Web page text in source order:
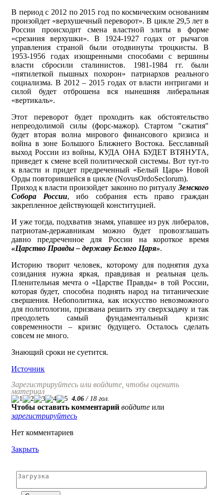
В период с 2012 по 2015 год по космическим основаниям
произойдет «верхушечный переворот». В цикле 29,5 лет в
России происходит смена властной элиты в форме
«срезания верхушки». В 1924-1927 годах от рычагов
управления страной были отодвинуты троцкисты. В
1953-1956 годах изощренными способами с вершины
власти сбросили сталинистов. 1981-1984 гг. были
«пятилеткой пышных похорон» патриархов реального
социализма. В 2012 – 2015 годах от власти интригами и
силой будет отброшена вся нынешняя либеральная
«вертикаль».
Этот переворот будет проходить как обстоятельство
непреодолимой силы (форс-мажор). Стартом "сжатия"
будет вторая волна мирового финансового кризиса и
война в зоне Большого Ближнего Востока. Бесславный
выход России из войны, КУДА ОНА БУДЕТ ВТЯНУТА,
приведет к смене всей политической системы. Вот тут-то
к власти и придет предреченный «Белый Царь» Новой
Орды повторившейся в цикле (NovusOrdoSeclorum).
Приход к власти произойдет законно по ритуалу Земского
Собора России, ибо собрания есть право граждан
закрепленное действующей конституцией.
И уже тогда, подхватив знамя, упавшее из рук либералов,
патриотам-державникам можно будет провозглашать
давно предреченное для России на короткое время
«Царство Правды – державу Белого Царя».
Историю творит человек, которому для поднятия духа
созидания нужна яркая, правдивая и реальная цель.
Пленительная мечта о «Царстве Правды» в той России,
которая будет, способна поднять народ на титанические
свершения. Небополитика, как искусство невозможного
для политологии, призвана решить эту сверхзадачу и так
преодолеть самый фундаментальный кризис
современности – кризис будущего. Осталось сделать
совсем не много.
Знающий сроки не суетится.
Источник
Зарегистрируйтесь или войдите, чтобы оценить
материал
4.06 / 18 гол.
Чтобы оставить комментарий войдите или
зарегистрируйтесь
Нет комментариев
Закрыть